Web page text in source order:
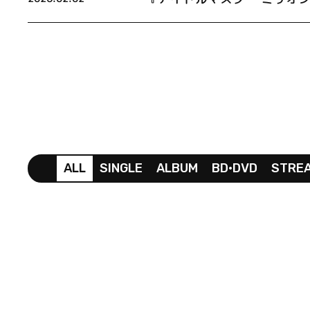
ALL SINGLE ALBUM BD•DVD